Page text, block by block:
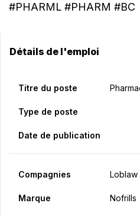
#PHARML #PHARM #BC
Détails de l'emploi
Titre du poste
Type de poste
Date de publication
Compagnies Loblaw
Marque Nofrills